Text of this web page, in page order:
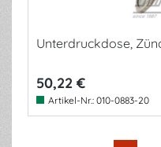
Unterdruckdose,
50,22 €
Artikel-Nr.: 010-0883-20